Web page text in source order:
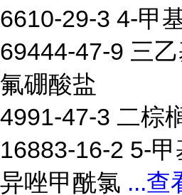
6610-29-3 4-甲
69444-47-9 三
氟硼酸盐
4991-47-3 二棕
16883-16-2 5-
异唑甲酰氯 ...查